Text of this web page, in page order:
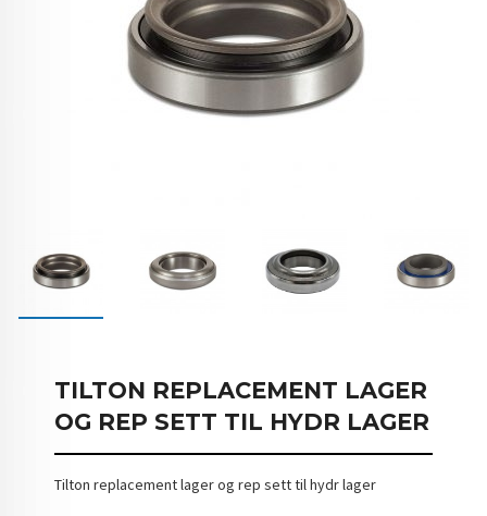
TILTON REPLACEMENT LAGER
OG REP SETT TIL HYDR LAGER
Tilton replacement lager og rep sett til hydr lager